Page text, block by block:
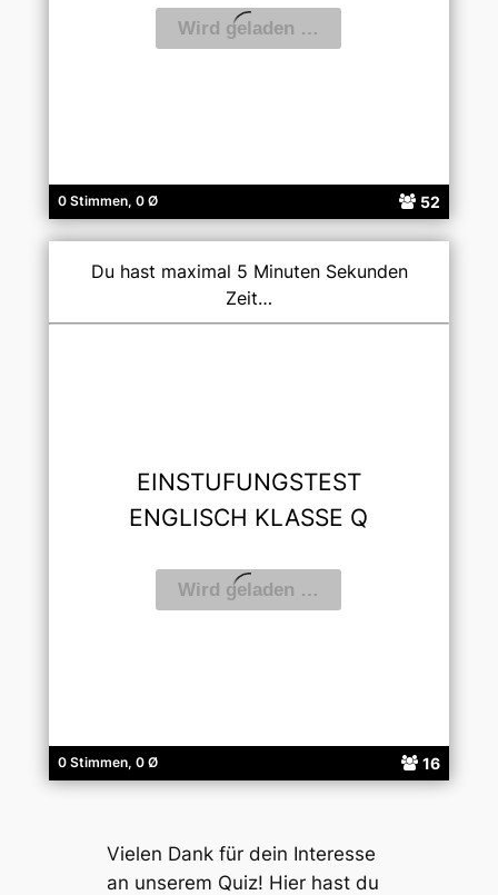
0 Stimmen, 0 Ø 52
0 Stimmen, 0 Ø 16
Du hast maximal 5 Minuten Sekunden
Zeit…
EINSTUFUNGSTEST
ENGLISCH KLASSE Q
Vielen Dank für dein Interesse
an unserem Quiz! Hier hast du